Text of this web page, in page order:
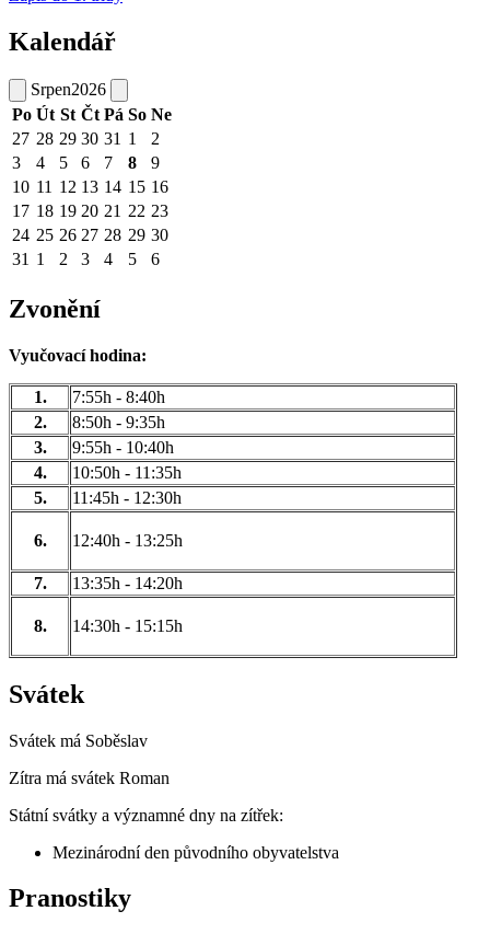
Kalendář
Srpen2026
Po Út St Čt Pá So Ne
27 28 29 30 31 1
2
3
4 5 6 7 8
9
10 11 12 13 14 15 16
17 18 19 20 21 22 23
24 25 26 27 28 29 30
31 1 2 3 4 5 6
Zvonění
Vyučovací hodina:
1.
7:55h - 8:40h
2.
8:50h - 9:35h
3.
9:55h - 10:40h
4.
10:50h - 11:35h
5.
11:45h - 12:30h
6. 12:40h - 13:25h
7. 13:35h - 14:20h
8. 14:30h - 15:15h
Svátek
Svátek má Soběslav
Zítra má svátek Roman
Státní svátky a významné dny na zítřek:
Mezinárodní den původního obyvatelstva
Pranostiky